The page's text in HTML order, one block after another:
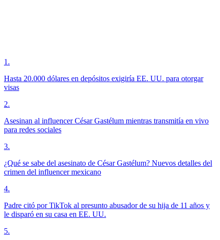
1 .
Hasta 20.000 dólares en depósitos exigiría EE. UU. para otorgar
visas
2.
Asesinan al influencer César Gastélum mientras transmitía en vivo
para redes sociales
3.
¿Qué se sabe del asesinato de César Gastélum? Nuevos detalles del
crimen del influencer mexicano
4.
Padre citó por TikTok al presunto abusador de su hija de 11 años y
le disparó en su casa en EE. UU.
5.